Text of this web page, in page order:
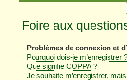
Foire aux
Problèmes de connexion et
Pourquoi dois-je m’enregistrer ?
Que signifie COPPA ?
Je souhaite m’enregistrer,